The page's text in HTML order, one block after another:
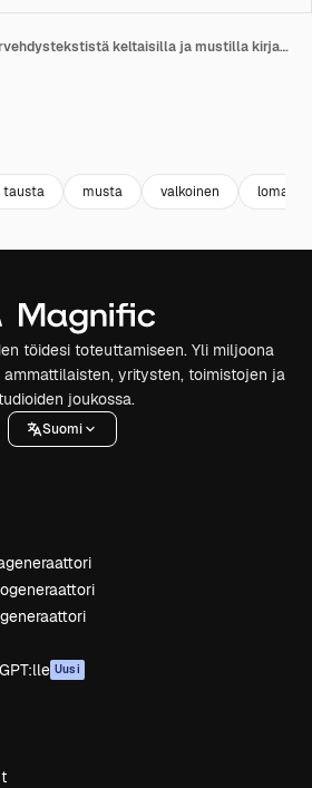
Animaatio joulutervehdystekstistä keltaisilla ja mustilla kirjaimilla valkoisella taustalla.
tausta musta valkoinen loma
töidesi toteuttamiseen. Yli miljoona
yritysten, toimistojen ja
joukossa.
Suomi
Uusi